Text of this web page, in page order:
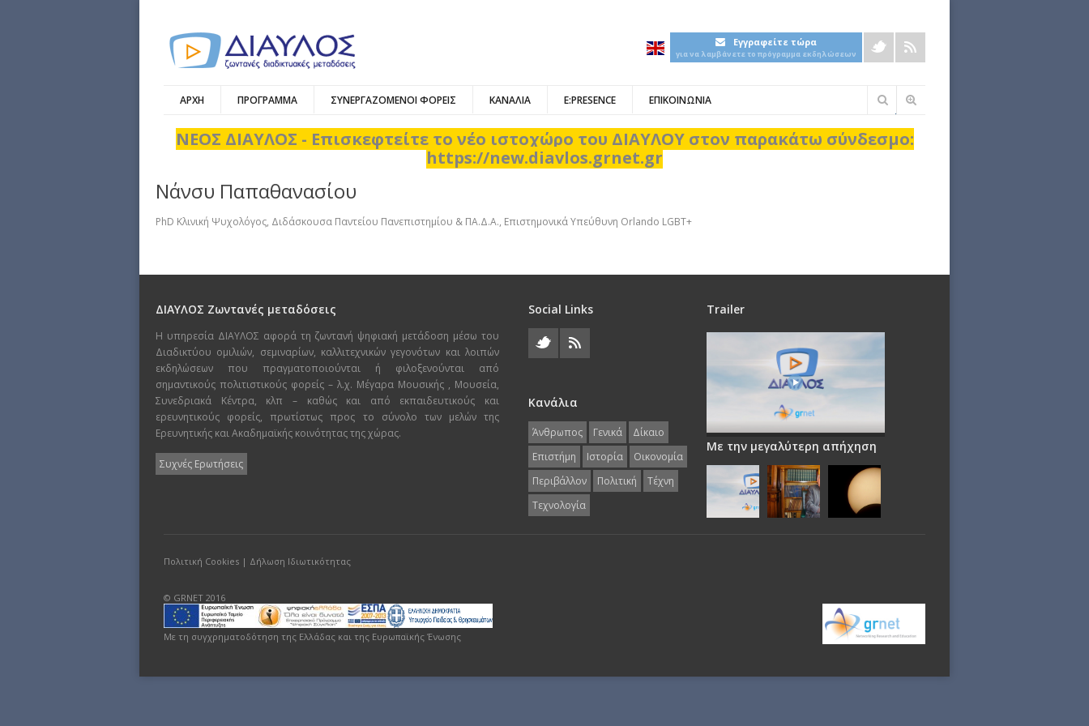
Εγγραφείτε τώρα
για να λαμβάνετε το πρόγραμμα εκδηλώσεων
ΑΡΧΗ ΠΡΟΓΡΑΜΜΑ ΣΥΝΕΡΓΑΖΟΜΕΝΟΙ ΦΟΡΕΙΣ ΚΑΝΑΛΙΑ E:PRESENCE ΕΠΙΚΟΙΝΩΝΙΑ
Φόρμα
αναζήτησης
ΝΕΟΣ ΔΙΑΥΛΟΣ - Επισκεφτείτε το νέο ιστοχώρο του ΔΙΑΥΛΟΥ στον παρακάτω σύνδεσμο:
https://new.diavlos.grnet.gr
Νάνσυ Παπαθανασίου
PhD Κλινική Ψυχολόγος, Διδάσκουσα Παντείου Πανεπιστημίου & ΠΑ.Δ.Α., Επιστημονικά Υπεύθυνη Orlando LGBT+
ΔΙΑΥΛΟΣ Ζωντανές μεταδόσεις
Η υπηρεσία ΔΙΑΥΛΟΣ αφορά τη ζωντανή ψηφιακή μετάδοση μέσω του
Διαδικτύου ομιλιών, σεμιναρίων, καλλιτεχνικών γεγονότων και λοιπών
εκδηλώσεων που πραγματοποιούνται ή φιλοξενούνται από
σημαντικούς πολιτιστικούς φορείς – λ.χ. Μέγαρα Μουσικής , Μουσεία,
Συνεδριακά Κέντρα, κλπ – καθώς και από εκπαιδευτικούς και
ερευνητικούς φορείς, πρωτίστως προς το σύνολο των μελών της
Ερευνητικής και Ακαδημαϊκής κοινότητας της χώρας.
Συχνές Ερωτήσεις
Social Links
Κανάλια
Άνθρωπος Γενικά
Δίκαιο
Επιστήμη
Ιστορία
Οικονομία
Περιβάλλον
Πολιτική
Τέχνη
Τεχνολογία
Trailer
Με την μεγαλύτερη απήχηση
Πολιτική Cookies | Δήλωση Ιδιωτικότητας
© GRNET 2016
Με τη συγχρηματοδότηση της Ελλάδας και της Ευρωπαϊκής Ένωσης